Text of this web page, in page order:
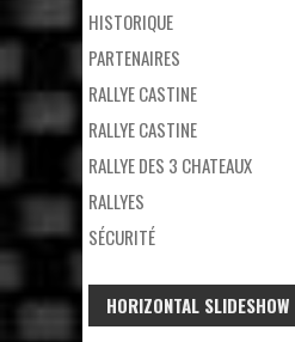
HISTORIQUE
PARTENAIRES
RALLYE CASTINE
RALLYE CASTINE
RALLYE DES 3 CHATEAUX
RALLYES
SÉCURITÉ
HORIZONTAL SLIDESHOW